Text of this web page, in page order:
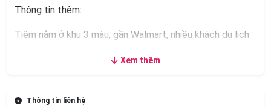
Thông tin thêm:
Tiệm nằm ở khu 3 màu, gần Walmart, nhiều khách du lịch
Khách ổn định, thu nhập kháXem thêm
Thông tin liên hệ